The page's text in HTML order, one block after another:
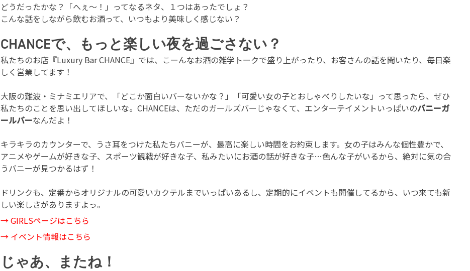
どうだったかな？「へぇ〜！」ってなるネタ、１つはあったでしょ？
こんな話をしながら飲むお酒って、いつもより美味しく感じない？
CHANCEで、もっと楽しい夜を過ごさない？
私たちのお店『Luxury Bar CHANCE』では、こーんなお酒の雑学トークで盛り上がったり、お客さんの話を聞いたり、毎日楽
しく営業してます！
大阪の難波・ミナミエリアで、「どこか面白いバーないかな？」「可愛い女の子とおしゃべりしたいな」って思ったら、ぜひ
私たちのことを思い出してほしいな。CHANCEは、ただのガールズバーじゃなくて、エンターテイメントいっぱいのバニーガ
ールバーなんだよ！
キラキラのカウンターで、うさ耳をつけた私たちバニーが、最高に楽しい時間をお約束します。女の子はみんな個性豊かで、
アニメやゲームが好きな子、スポーツ観戦が好きな子、私みたいにお酒の話が好きな子…色んな子がいるから、絶対に気の合
うバニーが見つかるはず！
ドリンクも、定番からオリジナルの可愛いカクテルまでいっぱいあるし、定期的にイベントも開催してるから、いつ来ても新
しい楽しさがありますよっ。
→GIRLSページはこちら
→ イベント情報はこちら
じゃあ、またね！